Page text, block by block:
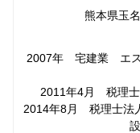
熊本県玉
2007年 宅建業 エス
2011年4月 税理士
2014年8月 税理士法